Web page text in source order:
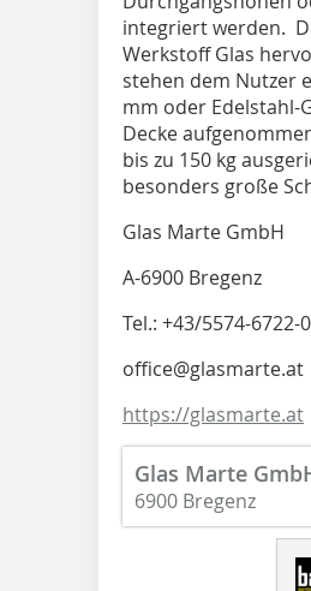
integriert werden.
Werkstoff Glas
stehen dem Nutzer
mm oder Edelstahl-
Decke
bis zu 150 kg
besonders große
Glas Marte GmbH
A-6900 Bregenz
Tel.: +43/5574-6722-0
office@glasmarte.at
https://glasmarte.at
Glas Marte
6900 Bregenz